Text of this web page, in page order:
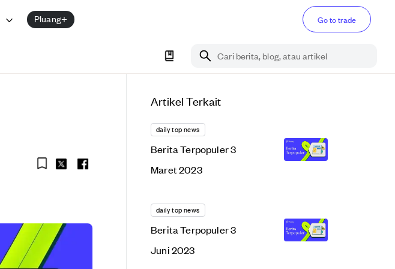
Pluang+ Go to trade
Cari berita, blog, atau artikel
Artikel Terkait
daily top news
Berita Terpopuler 3
Maret 2023
daily top news
Berita Terpopuler 3
Juni 2023